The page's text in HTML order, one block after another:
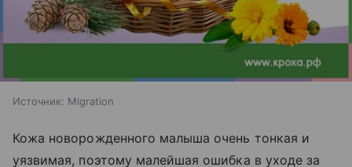
Источник: Migration
Кожа новорожденного малыша очень тонкая и
уязвимая, поэтому малейшая ошибка в уходе за